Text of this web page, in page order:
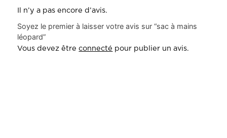
Il n’y a pas encore d’avis.
Soyez le premier à laisser votre avis sur “sac à mains
léopard”
Vous devez êtreconnecté pour publier un avis.